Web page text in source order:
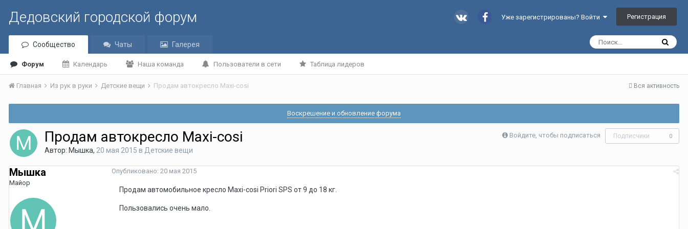
Дедовский городской форум Уже зарегистрированы? Войти Регистрация
Сообщество
Форум Календарь Наша команда Пользователи в сети Таблица лидеров
Чаты Галерея
Вся активность
Главная Из рук в руки Детские вещи Продам автокресло Maxi-cosi
Воскрешение и обновление форума
Войдите, чтобы подписаться Подписчики 0
Продам автокресло Maxi-cosi
Автор: Мышка, 20 мая 2015 в Детские вещи
Мышка
Майор
Опубликовано: 20 мая 2015
Продам автомобильное кресло Maxi-cosi Priori SPS от 9 до 18 кг.
Пользовались очень мало.